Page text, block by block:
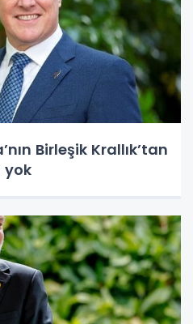
Birleşik Krallık’tan
yok